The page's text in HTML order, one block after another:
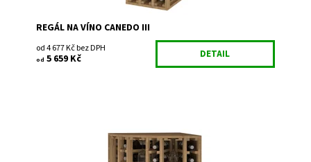
REGÁL NA VÍNO CANEDO III
od 4 677 Kč bez DPH
od 5 659 Kč DETAIL
Dřevěný regál na uskladnění vína. Smontováno z výroby